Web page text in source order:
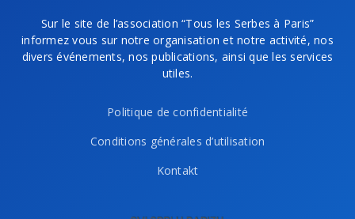
Sur le site de l’association “Tous les Serbes à Paris”
informez vous sur notre organisation et notre activité, nos
divers événements, nos publications, ainsi que les services
utiles.
Politique de confidentialité
Conditions générales d’utilisation
Kontakt